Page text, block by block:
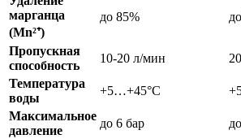
марганца
(Mn²⁺)
до 85%
Пропускная
способность
10-20 л/мин
Температура
воды
+5…+45°C
Максимальное
давление
до 6 бар